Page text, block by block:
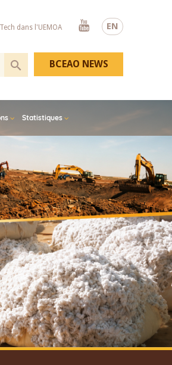
EN
dans l'UEMOA
Youtube
Statistiques
BCEAO NEWS